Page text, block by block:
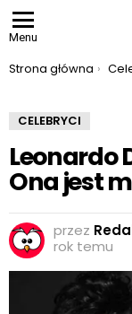
Menu
Jesteś tutaj:
Strona główna
CELEBRYCI
Leonardo
Ona jest
przez
rok temu